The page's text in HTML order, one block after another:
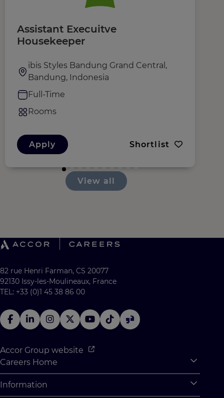
Assistant Execuitve
Housekeeper
ibis Styles Bandung Grand Central,
Bandung, Indonesia
Full-Time
Rooms
Apply Shortlist
View all
82 rue Henri Farman, CS 20077
92130 Issy-les-Moulineaux, France
TEL: +33 (0)1 45 38 86 00
Accor Group website
Careers Home
Why Join Accor
Information